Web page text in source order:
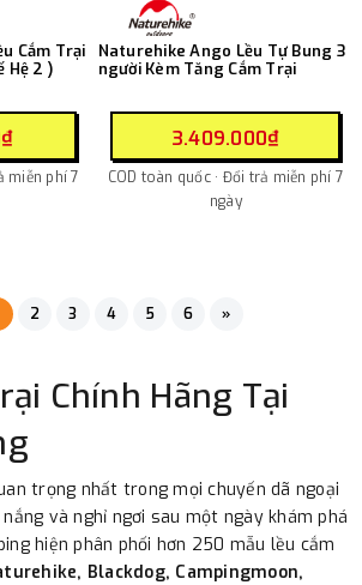
Cắm Trại
( Thế Hệ 2 )
miễn phí 7
Naturehike Ango Lều Tự Bung 3
người Kèm Tăng Cắm Trại
3.409.000₫
COD toàn quốc · Đổi trả miễn phí 7
ngày
2 3 4 5 6 »
Chính Hãng Tại
trọng nhất trong mọi chuyến dã ngoại
và nghỉ ngơi sau một ngày khám phá
hiện phân phối hơn 250 mẫu lều cắm
Blackdog, Campingmoon,